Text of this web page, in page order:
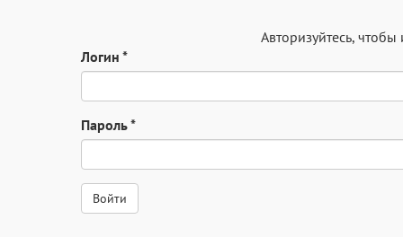
Авторизуйтесь, чтобы
Логин *
Пароль*